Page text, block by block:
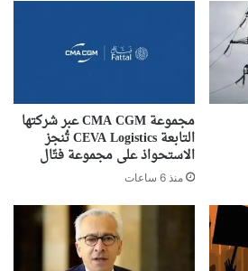
مجموعة CMA CGM عبر شركتها
التابعة CEVA Logistics تُنجز
الاستحواذ على مجموعة فتّال
منذ 6 ساعات